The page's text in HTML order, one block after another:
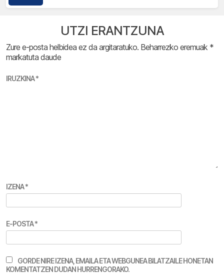
UTZI ERANTZUNA
Zure e-posta helbidea ez da argitaratuko. Beharrezko eremuak *
markatuta daude
IRUZKINA*
IZENA*
E-POSTA*
GORDE NIRE IZENA, EMAILA ETA WEBGUNEA BILATZAILE HONETAN
KOMENTATZEN DUDAN HURRENGORAKO.